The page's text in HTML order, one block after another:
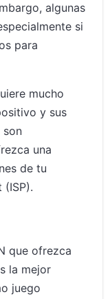
algunas
si
para
mucho
y sus
son
una
de tu
que ofrezca
la mejor
juego